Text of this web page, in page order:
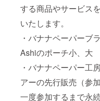
する商品やサービス
いたします。
・バナナペーパーブ
Ashiのポーチ小、大
・バナナペーパー工
アーの先行販売（参
一度参加するまで永